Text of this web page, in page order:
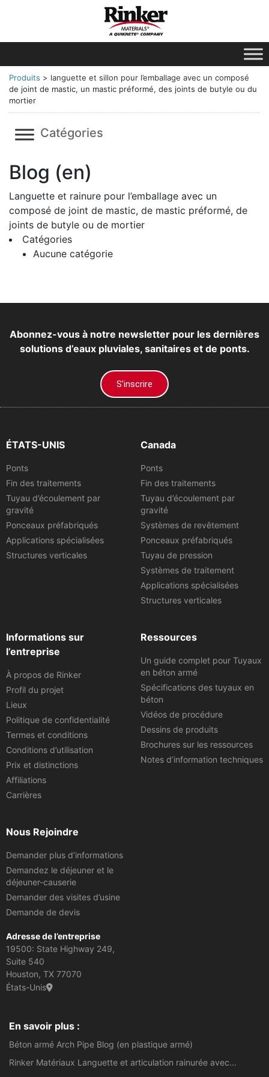
Produits > languette et sillon pour l’emballage avec un composé
de joint de mastic, un mastic préformé, des joints de butyle ou du
mortier
Catégories
Blog (en)
Languette et rainure pour l’emballage avec un
composé de joint de mastic, de mastic préformé, de
joints de butyle ou de mortier
Catégories
Aucune catégorie
Abonnez-vous à notre newsletter pour les dernières
solutions d’eaux pluviales, sanitaires et de ponts.
S’inscrire
ÉTATS-UNIS
Ponts
Fin des traitements
Tuyau d’écoulement par
gravité
Ponceaux préfabriqués
Applications spécialisées
Structures verticales
Canada
Ponts
Fin des traitements
Tuyau d’écoulement par
gravité
Systèmes de revêtement
Ponceaux préfabriqués
Tuyau de pression
Systèmes de traitement
Applications spécialisées
Structures verticales
Informations sur
l’entreprise
À propos de Rinker
Profil du projet
Lieux
Politique de confidentialité
Termes et conditions
Conditions d’utilisation
Prix et distinctions
Affiliations
Carrières
Ressources
Un guide complet pour Tuyaux
en béton armé
Spécifications des tuyaux en
béton
Vidéos de procédure
Dessins de produits
Brochures sur les ressources
Notes d’information techniques
Nous Rejoindre
Demander plus d’informations
Demandez le déjeuner et le
déjeuner-causerie
Demander des visites d’usine
Demande de devis
Adresse de l’entreprise
19500: State Highway 249,
Suite 540
Houston, TX 77070
États-Unis
En savoir plus :
Béton armé Arch Pipe Blog (en plastique armé)
Rinker Matériaux Languette et articulation rainurée avec...